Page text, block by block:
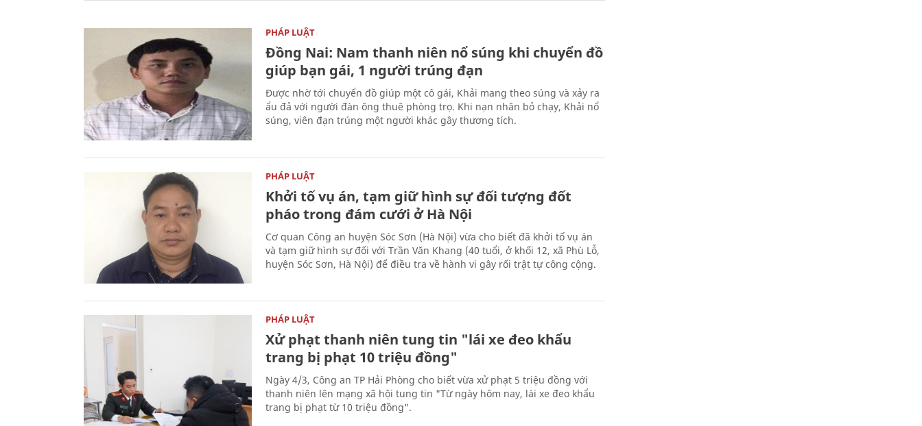
PHÁP LUẬT
Đồng Nai: Nam thanh niên nổ súng khi chuyển đồ
giúp bạn gái, 1 người trúng đạn
Được nhờ tới chuyển đồ giúp một cô gái, Khải mang theo súng và xảy ra
ẩu đả với người đàn ông thuê phòng trọ. Khi nạn nhân bỏ chạy, Khải nổ
súng, viên đạn trúng một người khác gây thương tích.
PHÁP LUẬT
Khởi tố vụ án, tạm giữ hình sự đối tượng đốt
pháo trong đám cưới ở Hà Nội
Cơ quan Công an huyện Sóc Sơn (Hà Nội) vừa cho biết đã khởi tố vụ án
và tạm giữ hình sự đối với Trần Văn Khang (40 tuổi, ở khối 12, xã Phù Lỗ,
huyện Sóc Sơn, Hà Nội) để điều tra về hành vi gây rối trật tự công cộng.
PHÁP LUẬT
Xử phạt thanh niên tung tin "lái xe đeo khẩu
trang bị phạt 10 triệu đồng"
Ngày 4/3, Công an TP Hải Phòng cho biết vừa xử phạt 5 triệu đồng với
thanh niên lên mạng xã hội tung tin "Từ ngày hôm nay, lái xe đeo khẩu
trang bị phạt từ 10 triệu đồng".